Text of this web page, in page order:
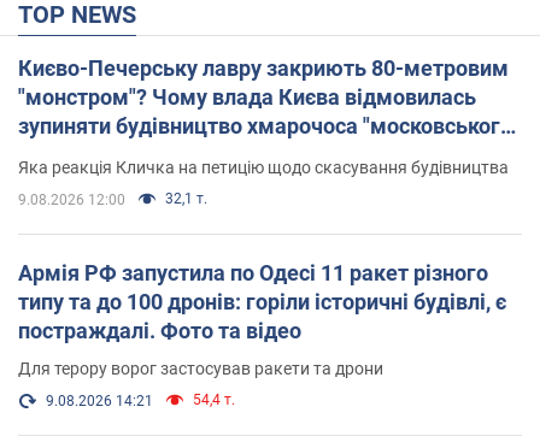
TOP NEWS
Києво-Печерську лавру закриють 80-метровим
"монстром"? Чому влада Києва відмовилась
зупиняти будівництво хмарочоса "московського
вірянина"
Яка реакція Кличка на петицію щодо скасування будівництва
9.08.2026 12:00 32,1 т.
Армія РФ запустила по Одесі 11 ракет різного
типу та до 100 дронів: горіли історичні будівлі, є
постраждалі. Фото та відео
Для терору ворог застосував ракети та дрони
9.08.2026 14:21 54,4 т.